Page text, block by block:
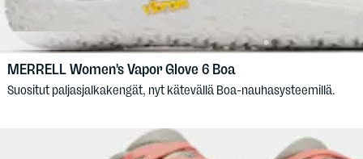
MERRELLWomen's Vapor Glove 6 Boa
Suositut paljasjalkakengät, nyt kätevällä Boa-nauhasysteemillä.